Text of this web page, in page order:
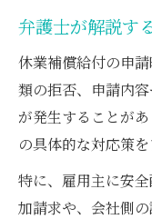
弁護士が解説す
休業補償給付の申
類の拒否、申請内
が発生することが
の具体的な対応策を
特に、雇用主に安
加請求や、会社側